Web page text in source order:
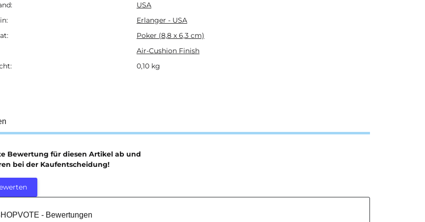
USA
Erlanger - USA
Poker (8,8 x 6,3 cm)
Air-Cushion Finish
0,10 kg
Bewertung für diesen Artikel ab und
bei der Kaufentscheidung!
- Bewertungen